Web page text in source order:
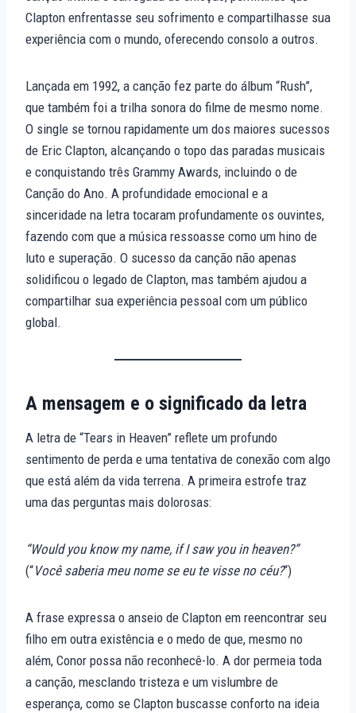
Clapton enfrentasse seu sofrimento e compartilhasse sua
experiência com o mundo, oferecendo consolo a outros.
Lançada em 1992, a canção fez parte do álbum “Rush”,
que também foi a trilha sonora do filme de mesmo nome.
O single se tornou rapidamente um dos maiores sucessos
de Eric Clapton, alcançando o topo das paradas musicais
e conquistando três Grammy Awards, incluindo o de
Canção do Ano. A profundidade emocional e a
sinceridade na letra tocaram profundamente os ouvintes,
fazendo com que a música ressoasse como um hino de
luto e superação. O sucesso da canção não apenas
solidificou o legado de Clapton, mas também ajudou a
compartilhar sua experiência pessoal com um público
global.
A mensagem e o significado da letra
A letra de “Tears in Heaven” reflete um profundo
sentimento de perda e uma tentativa de conexão com algo
que está além da vida terrena. A primeira estrofe traz
uma das perguntas mais dolorosas:
“Would you know my name, if I saw you in heaven?”
(“Você saberia meu nome se eu te visse no céu?“)
A frase expressa o anseio de Clapton em reencontrar seu
filho em outra existência e o medo de que, mesmo no
além, Conor possa não reconhecê-lo. A dor permeia toda
a canção, mesclando tristeza e um vislumbre de
esperança, como se Clapton buscasse conforto na ideia